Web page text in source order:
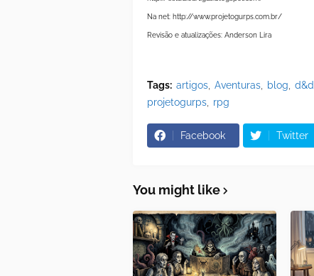
Na net: http://www.projetogurps.com.br/
Revisão e atualizações: Anderson Lira
Tags: artigos Aventuras blog d&d
projetogurps
rpg
Facebook Twitter
You might like